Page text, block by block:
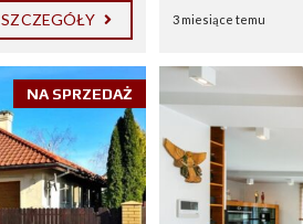
SZCZEGÓŁY 3 miesiące temu
NA SPRZEDAŻ